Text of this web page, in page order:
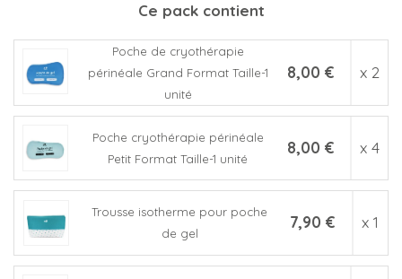
Ce pack contient
Poche de cryothérapie
périnéale Grand Format Taille-1
unité
8,00 € x 2
Poche cryothérapie périnéale
Petit Format Taille-1 unité
8,00 € x 4
Trousse isotherme pour poche
de gel
7,90 € x 1